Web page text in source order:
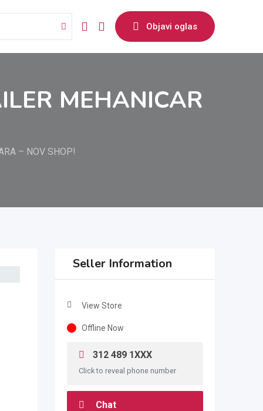
Objavi oglas
MEHANICAR
– NOV SHOP!
Seller Information
View Store
Offline Now
312 489 1XXX
Click to reveal phone number
Chat